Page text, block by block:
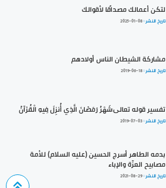
لتكن أعمالك مصداقًا لأقوالك
تاريخ النشر :2025-01-08
مشاركة الشيطان الناس أولادهم
تاريخ النشر :2019-06-18
تفسير قوله تعالى:شَهْرُ رَمَضَانَ الَّذِي أُنزِلَ فِيهِ الْقُرْآنُ
تاريخ النشر :2019-07-03
بدمه الطاهر أسرج الحسين (عليه السلام) للأمة
مصابيح العزّة والإباء
تاريخ النشر :2021-08-29